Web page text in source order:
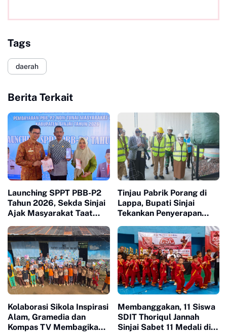
Tags
daerah
Berita Terkait
Launching SPPT PBB-P2
Tahun 2026, Sekda Sinjai
Ajak Masyarakat Taat
Tinjau Pabrik Porang di
Lappa, Bupati Sinjai
Tekankan Penyerapan
Kolaborasi Sikola Inspirasi
Alam, Gramedia dan
Kompas TV Membagikan
Membanggakan, 11 Siswa
SDIT Thoriqul Jannah
Sinjai Sabet 11 Medali di